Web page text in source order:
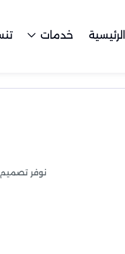
الرئيسية خدمات
نوفر تصميم